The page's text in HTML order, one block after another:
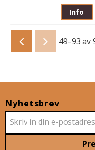
Info
49–93 av
Nyhetsbrev